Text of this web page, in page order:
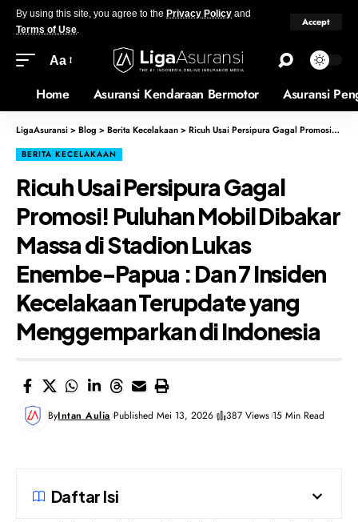
By using this site, you agree to the Privacy Policy and
Terms of Use.
Accept
Aa
Home Asuransi Kendaraan Bermotor Asuransi
LigaAsuransi>Blog >Berita Kecelakaan>Ricuh Usai Persipura Gagal Promosi! Puluhan Mobil Dibakar Massa di Stadion Lukas Enembe-Papua : Dan 7 Insiden Kecelakaan Terupdate yang Menggemparkan di Indonesia
BERITA KECELAKAAN
Ricuh Usai Persipura Gagal
Promosi! Puluhan Mobil Dibakar
Massa di Stadion Lukas
Enembe-Papua : Dan 7 Insiden
Kecelakaan Terupdate yang
Menggemparkan di Indonesia
ByIntan Aulia Published Mei 13, 2026 387 Views 15 Min Read
Daftar Isi